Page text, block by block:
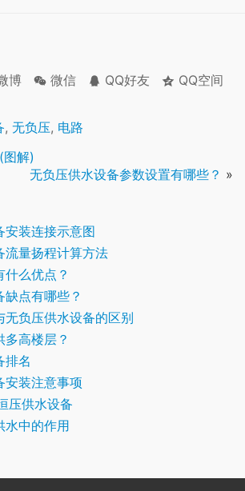
博 微信 QQ好友
QQ空间
, 无负压, 电路
解)
无负压供水设备参数设置有哪些？ »
安装连接示意图
流量扬程计算方法
么优点？
点有哪些？
无负压供水设备的区别
高楼层？
排名
安装注意事项
压供水设备
水中的作用